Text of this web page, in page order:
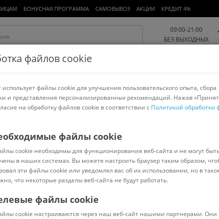
БОНУСНАЯ ПРОГРАММА САМОВЫВОЗ АКЦИИ КРЕДИТ 4%
09:00-21:00
БЕЗ ВЫХОДНЫХ
Работа и офис Авто и мото Детям и мамам Красота и
спорт
Сортировать: Популярные
В наличии
файлов cookie
файлы cookie для улучшения пользовательского опыта, сбора
и представления персонализированных рекомендаций. Нажав
на обработку файлов cookie в соответствии с Политикой обработки
файлы cookie
cookie необходимы для функционирования веб-сайта и не могут
в наших системах. Вы можете настроить браузер таким образом,
эти файлы cookie или уведомлял вас об их использовании, но в
что некоторые разделы веб-сайта не будут работать.
файлы cookie
cookie настраиваются через наш веб-сайт нашими партнерами. Они